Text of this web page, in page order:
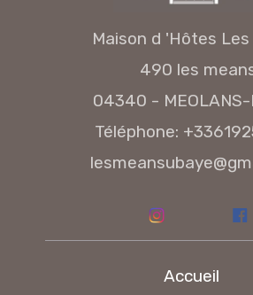
Maison d 'Hôtes Les
490 les
04340 - MEOLANS-
Téléphone:
Accueil